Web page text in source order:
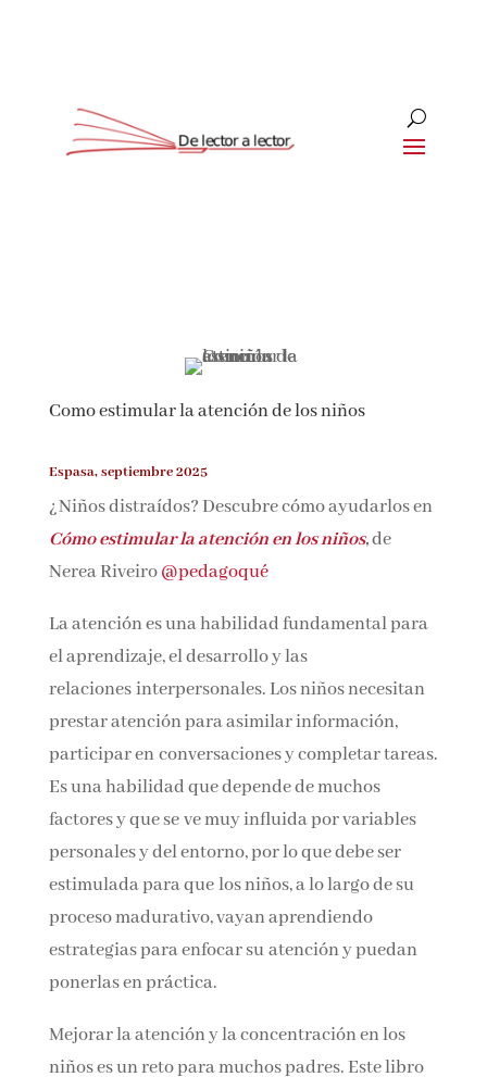
Como estimular la atención de los niños
Espasa, septiembre 2025
¿Niños distraídos? Descubre cómo ayudarlos
enCómo estimular la atención en los niños,
Nerea Riveiro@pedagoqué
La atención es una habilidad fundamental
para el aprendizaje, el desarrollo y las
relaciones interpersonales. Los niños necesitan
prestar atención para asimilar información,
participar en conversaciones y completar
tareas. Es una habilidad que depende de
muchos factores y que se ve muy influida por
variables personales y del entorno, por lo que
debe ser estimulada para que los niños, a lo
largo de su proceso madurativo, vayan
aprendiendo estrategias para enfocar
su atención y puedan ponerlas en práctica.
Mejorar la atención y la concentración en los
niños es un reto para muchos padres. Este libro
Suscríbete
Únete a nuestra comunidad de amantes de la
Nombre*
Por favor, acepta lostérminos y condiciones
de privacidad